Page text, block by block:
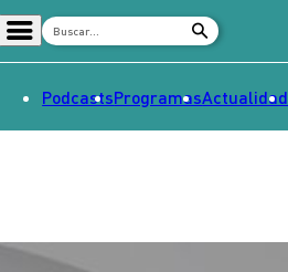
Señal 2
PodcastsProgramasActualidad